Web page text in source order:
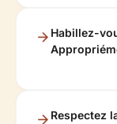
Habillez-
Respectez